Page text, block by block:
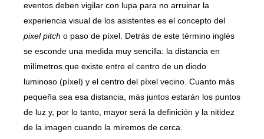
eventos deben vigilar con lupa para no arruinar la
experiencia visual de los asistentes es el concepto del
pixel pitch o paso de píxel. Detrás de este término inglés
se esconde una medida muy sencilla: la distancia en
milímetros que existe entre el centro de un diodo
luminoso (píxel) y el centro del píxel vecino. Cuanto más
pequeña sea esa distancia, más juntos estarán los puntos
de luz y, por lo tanto, mayor será la definición y la nitidez
de la imagen cuando la miremos de cerca.